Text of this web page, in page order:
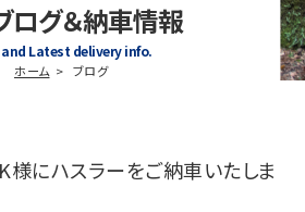
ログ＆納車情報
and Latest delivery info.
ホーム ブログ
にハスラーをご納車いたしま